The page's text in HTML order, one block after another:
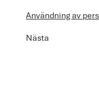
Användning av
Nästa